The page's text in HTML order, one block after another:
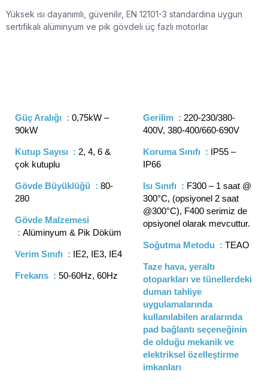
Yüksek ısı dayanımlı, güvenilir, EN 12101-3 standardına uygun
sertifikalı alüminyum ve pik gövdeli üç fazlı motorlar
Güç Aralığı : 0,75kW –
90kW
Kutup Sayısı : 2, 4, 6 &
çok kutuplu
Gövde Büyüklüğü : 80-
280
Gövde Malzemesi
: Alüminyum & Pik Döküm
Verim Sınıfı : IE2, IE3, IE4
Frekans : 50-60Hz, 60Hz
Gerilim : 220-230/380-
400V, 380-400/660-690V
Koruma Sınıfı : IP55 –
IP66
Isı Sınıfı : F300 – 1 saat @
300°C, (opsiyonel 2 saat
@300°C), F400 serimiz de
opsiyonel olarak mevcuttur.
Soğutma Metodu : TEAO
Taze hava, yeraltı
otoparkları ve tünellerdeki
duman tahliye
uygulamalarında
kullanılabilen aralarında
pad bağlantı seçeneğinin
de olduğu mekanik ve
elektriksel özelleştirme
imkanları